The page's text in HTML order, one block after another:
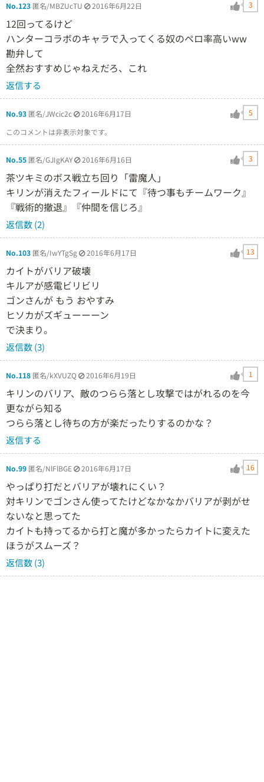
No.123 匿名/MBZUcTU 2016年6月22日 3
12回ってるけど
ハンターコラボのキャラで入ってくる奴のペロ率高いww
勘弁して
全然おすすめじゃねえだろ、これ
返信する
No.93 匿名/JWcic2c 2016年6月17日
5
このコメントは非表示対象です。
No.55 匿名/GJIgKAY 2016年6月16日 3
茶ツキミのボス戦立ち回り「雷魔人」
キリンが消えたフィールドにて『待つ事もチームワーク』
『戦術的撤退』『仲間を信じろ』
返信数 (2)
No.103 匿名/IwYTgSg 2016年6月17日 13
カイトがバリア破壊
キルアが感電ビリビリ
ゴンさんが もう おやすみ
ヒソカがズギューーーン
で決まり。
返信数 (3)
No.118 匿名/kXVUZQ 2016年6月19日 1
キリンのバリア、敵のつらら落とし攻撃ではがれるのを今
更ながら知る
つらら落とし待ちの方が楽だったりするのかな？
返信する
No.99 匿名/NlFlBGE 2016年6月17日 16
やっぱり打だとバリアが壊れにくい？
対キリンでゴンさん使ってたけどなかなかバリアが剥がせ
ないなと思ってた
カイトも持ってるから打と魔が多かったらカイトに変えた
ほうがスムーズ？
返信数 (3)